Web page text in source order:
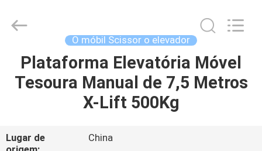
PARA
CASA
MACHINERY
Reserved.
O móbil Scissor o elevador
Plataforma Elevatória Móvel
Tesoura Manual de 7,5 Metros
X-Lift 500Kg
Lugar de
China